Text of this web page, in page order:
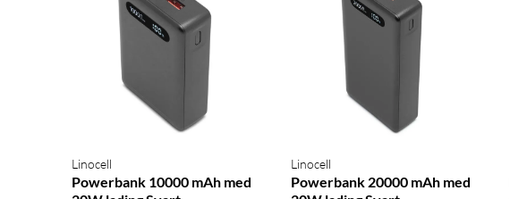
Linocell
Powerbank 10000 mAh med
Linocell
Powerbank 20000 mAh med